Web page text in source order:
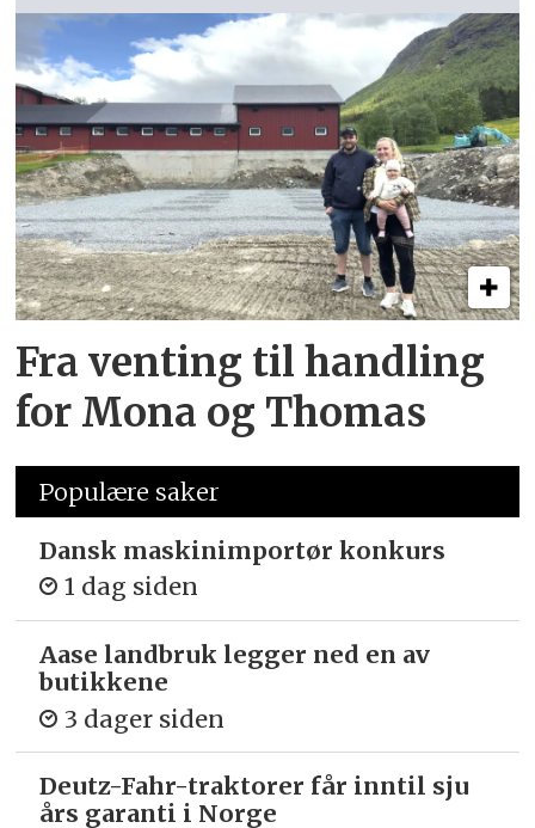
Fra venting til handling
for Mona og Thomas
Populære saker
Dansk maskinimportør konkurs
1 dag siden
Aase landbruk legger ned en av
butikkene
3 dager siden
Deutz-Fahr-traktorer får inntil sju
års garanti i Norge